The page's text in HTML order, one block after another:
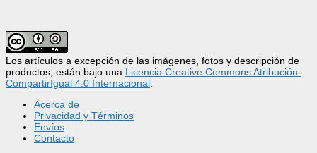
Los artículos a excepción de las imágenes, fotos y descripción de
productos, están bajo una Licencia Creative Commons Atribución-
CompartirIgual 4.0 Internacional.
Acerca de
Privacidad y Términos
Envíos
Contacto